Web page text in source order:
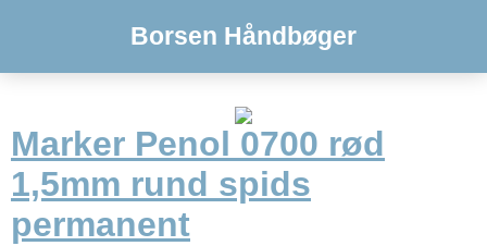
Borsen Håndbøger
Marker Penol 0700 rød
1,5mm rund spids
permanent